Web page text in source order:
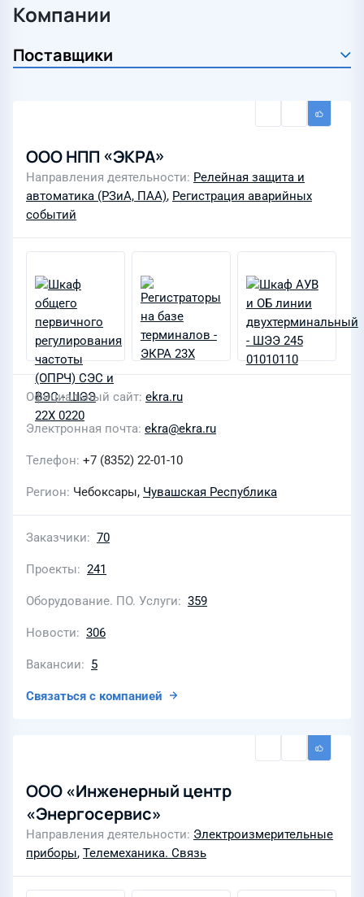
Компании
ООО НПП «ЭКРА»
Направления деятельности Релейная защита и
автоматика (РЗиА, ПАА), Регистрация аварийных
событий
Официальный сайт ekra.ru
Электронная почта ekra@ekra.ru
Телефон +7 (8352) 22-01-10
Регион Чебоксары, Чувашская Республика
Заказчики 70
Проекты 241
Оборудование. ПО. Услуги 359
Новости 306
Вакансии 5
Связаться с компанией
ООО «Инженерный центр
«Энергосервис»
Направления деятельности Электроизмерительные
приборы, Телемеханика. Связь